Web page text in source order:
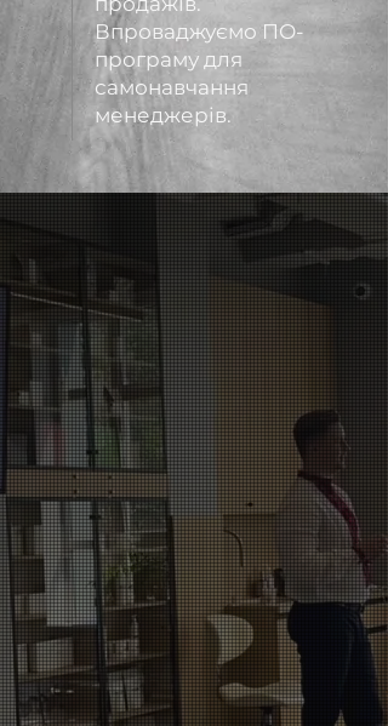
Впроваджуємо ПО-
програму для
самонавчання
менеджерів.